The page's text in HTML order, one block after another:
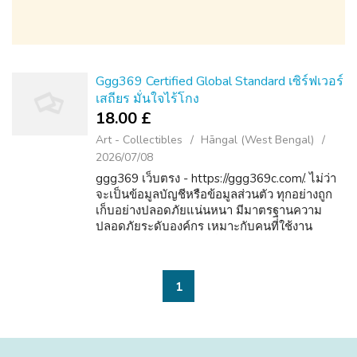
Ggg369 Certified Global Standard เซิร์ฟเวอร์
เสถียร มั่นใจไร้โกง
18.00 £
Art - Collectibles
Hāngal (West Bengal)
2026/07/08
ggg369 เว็บตรง - https://ggg369c.com/. ไม่ว่า
จะเป็นข้อมูลบัญชีหรือข้อมูลส่วนตัว ทุกอย่างถูก
เก็บอย่างปลอดภัยแน่นหนา มีมาตรฐานความ
ปลอดภัยระดับองค์กร เหมาะกับคนที่ใช้งาน
1